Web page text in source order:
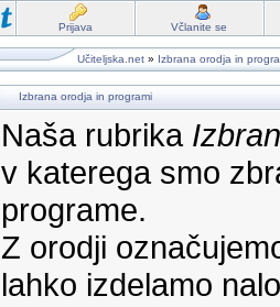
Prijava Včlanite se
Učiteljska.net » Izbrana orodja in
Izbrana orodja in programi
Naša rubrika
v katerega smo
programe.
Z orodji
lahko izdelamo